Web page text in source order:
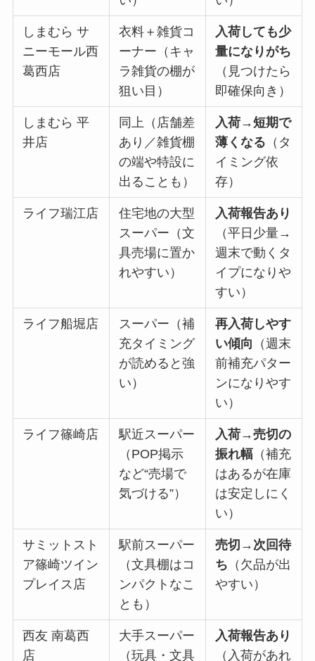
しまむら サ
ニーモール西
葛西店
衣料＋雑貨コ
ーナー（キャ
ラ雑貨の棚が
狙い目）
入荷しても少
量になりがち
（見つけたら
即確保向き）
しまむら 平
井店
同上（店舗差
あり／雑貨棚
の端や特設に
出ることも）
入荷→短期で
薄くなる （タ
イミング依
存）
ライフ瑞江店
住宅地の大型
スーパー（文
具売場に置か
れやすい）
入荷報告あり
（平日少量→
週末で動くタ
イプになりや
すい）
ライフ船堀店
スーパー（補
充タイミング
が読めると強
い）
再入荷しやす
い傾向
（週末
前補充パター
ンになりやす
い）
ライフ篠崎店
駅近スーパー
（POP掲示
など“売場で
気づける”）
入荷→売切の
振れ幅 （補充
はあるが在庫
は安定しにく
い）
サミットスト
ア篠崎ツイン
プレイス店
駅前スーパー
（文具棚はコ
ンパクトなこ
とも）
売切→次回待
ち （欠品が出
やすい）
西友 南葛西
店
大手スーパー
（玩具・文具
入荷報告あり
（入荷があれ